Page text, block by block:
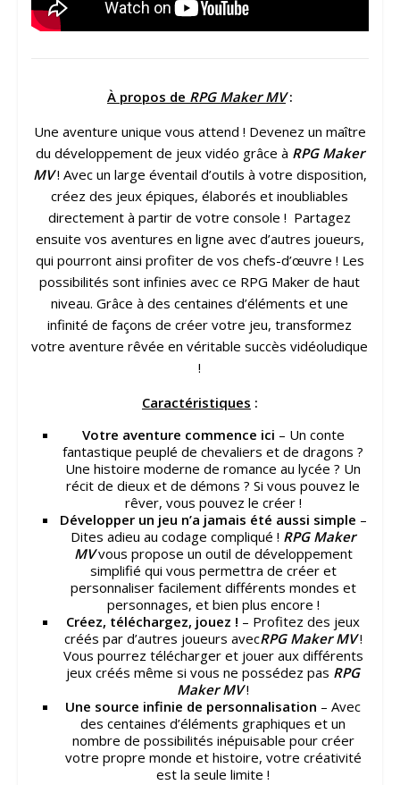
À propos de RPG Maker MV:
Une aventure unique vous attend ! Devenez un maître
du développement de jeux vidéo grâce à RPG Maker
MV! Avec un large éventail d’outils à votre disposition,
créez des jeux épiques, élaborés et inoubliables
directement à partir de votre console ! Partagez
ensuite vos aventures en ligne avec d’autres joueurs,
qui pourront ainsi profiter de vos chefs-d’œuvre ! Les
possibilités sont infinies avec ce RPG Maker de haut
niveau. Grâce à des centaines d’éléments et une
infinité de façons de créer votre jeu, transformez
votre aventure rêvée en véritable succès vidéoludique
!
Caractéristiques :
Votre aventure commence ici – Un conte
fantastique peuplé de chevaliers et de dragons ?
Une histoire moderne de romance au lycée ? Un
récit de dieux et de démons ? Si vous pouvez le
rêver, vous pouvez le créer !
Développer un jeu n’a jamais été aussi simple –
Dites adieu au codage compliqué ! RPG Maker
MVvous propose un outil de développement
simplifié qui vous permettra de créer et
personnaliser facilement différents mondes et
personnages, et bien plus encore !
Créez, téléchargez, jouez ! – Profitez des jeux
créés par d’autres joueurs avecRPG Maker MV!
Vous pourrez télécharger et jouer aux différents
jeux créés même si vous ne possédez pas RPG
Maker MV!
Une source infinie de personnalisation – Avec
des centaines d’éléments graphiques et un
nombre de possibilités inépuisable pour créer
votre propre monde et histoire, votre créativité
est la seule limite !